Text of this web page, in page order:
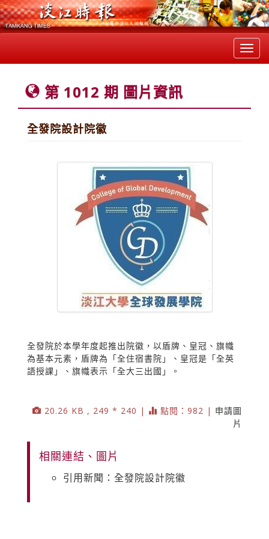
第 1012 期 圖片資訊
全發院設計院徽
全發院於本學年度起推出院徽，以盾牌、皇冠、旗幟
為基本元素，盾牌為「全住宿書院」、皇冠是「全英
語授課」、旗幟表示「全大三出國」。
20.26 KB , 249 * 240 | 點閱：982 | 申請圖
片
相關連結、圖片
引用新聞：全發院設計院徽